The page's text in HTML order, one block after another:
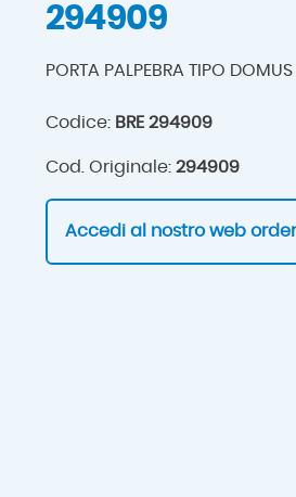
294909
PORTA PALPEBRA TIPO DOMUS
Codice: BRE 294909
Cod. Originale: 294909
Accedi al nostro web order